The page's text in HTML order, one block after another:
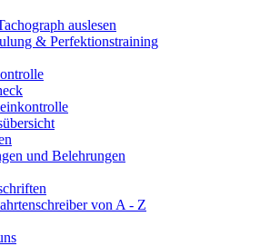
auslesen
& Perfektionstraining
und Belehrungen
von A - Z